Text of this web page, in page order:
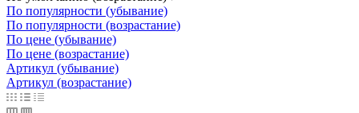
По популярности (убывание)
По популярности (возрастание)
По цене (убывание)
По цене (возрастание)
Артикул (убывание)
Артикул (возрастание)